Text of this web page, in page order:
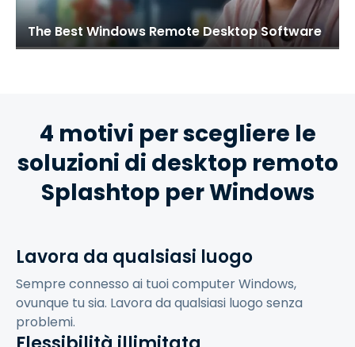
The Best Windows Remote Desktop Software
4 motivi per scegliere le
soluzioni di desktop remoto
Splashtop per Windows
Lavora da qualsiasi luogo
Sempre connesso ai tuoi computer Windows,
ovunque tu sia. Lavora da qualsiasi luogo senza
problemi.